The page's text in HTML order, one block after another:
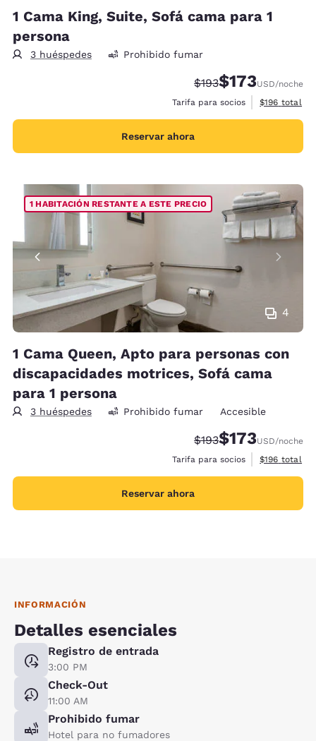
1 Cama King, Suite, Sofá cama para 1
persona
3 huéspedes Prohibido fumar
Precio tachado:
$193Precio con
$173USD/noche
Tarifa para socios
Ver detalles
$196 total
Reservar ahora
4
1 HABITACIÓN RESTANTE A ESTE PRECIO
1 Cama Queen, Apto para personas con
discapacidades motrices, Sofá cama
para 1 persona
3 huéspedes Prohibido fumar Accesible
Precio tachado:
$193Precio con
$173USD/noche
Tarifa para socios
Ver detalles
$196 total
Reservar ahora
INFORMACIÓN
Detalles esenciales
Registro de entrada
3:00 PM
Check-Out
11:00 AM
Prohibido fumar
Hotel para no fumadores